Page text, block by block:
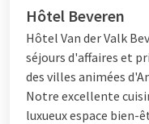
Hôtel Beveren
Hôtel Van der Valk
séjours d'affaires et
des villes animées
Notre excellente
luxueux espace bien-